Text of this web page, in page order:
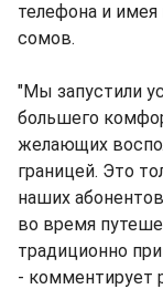
телефона и
сомов.
"Мы запустили
большего
желающих
границей. Это
наших
во время
традиционно
- комментирует